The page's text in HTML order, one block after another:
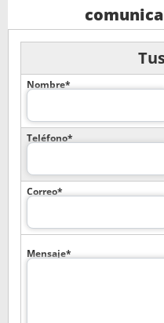
Nombre*
Teléfono*
Correo*
Mensaje*